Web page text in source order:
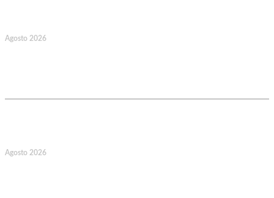
Agosto 2026
Agosto 2026